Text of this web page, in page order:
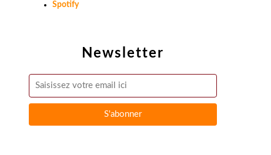
Newsletter
Spotify